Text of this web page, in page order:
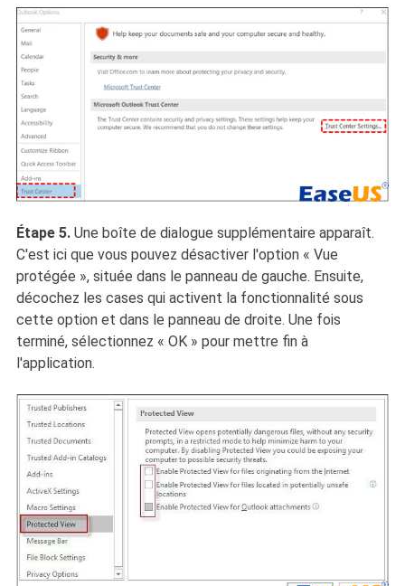
Étape 5.Une boîte de dialogue supplémentaire apparaît.
C'est ici que vous pouvez désactiver l'option « Vue
protégée », située dans le panneau de gauche. Ensuite,
décochez les cases qui activent la fonctionnalité sous
cette option et dans le panneau de droite. Une fois
terminé, sélectionnez « OK » pour mettre fin à
l'application.